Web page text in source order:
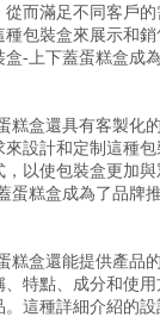
而滿足不同客戶
包裝盒來展示和
-上下蓋蛋糕盒成
糕盒還具有客製化
來設計和定制這種
以使包裝盒更加
蛋糕盒成為了品牌
糕盒還能提供產品
、特點、成分和使
這種詳細介紹的